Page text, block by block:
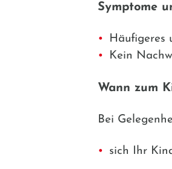
Symptome
Häufigeres
Kein
Wann zum
Bei
sich Ihr